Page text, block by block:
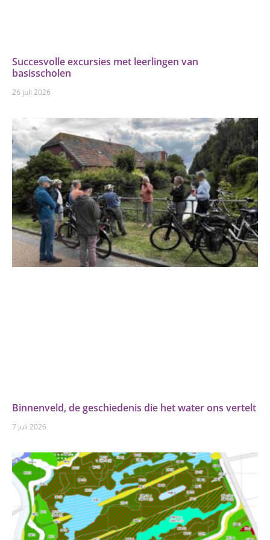
Succesvolle excursies met leerlingen van
basisscholen
26 juli 2026
Binnenveld, de geschiedenis die het water ons vertelt
7 juli 2026